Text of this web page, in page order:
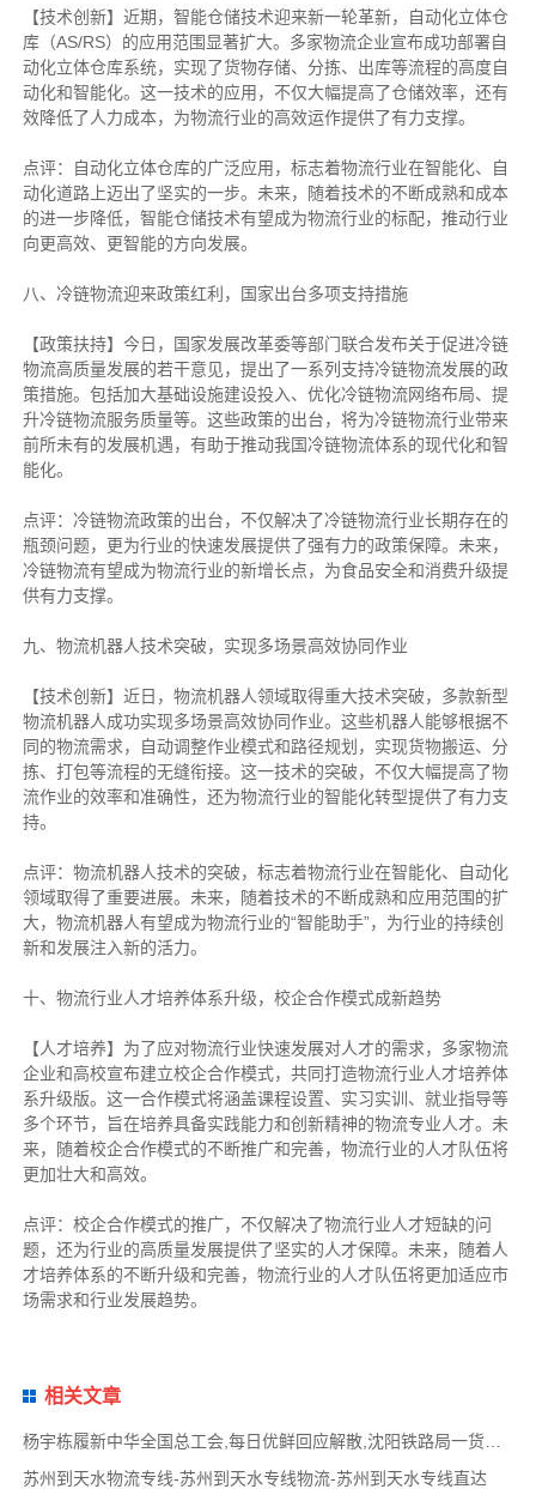
【技术创新】近期，智能仓储技术迎来新一轮革新，自动化立体仓
库（AS/RS）的应用范围显著扩大。多家物流企业宣布成功部署自
动化立体仓库系统，实现了货物存储、分拣、出库等流程的高度自
动化和智能化。这一技术的应用，不仅大幅提高了仓储效率，还有
效降低了人力成本，为物流行业的高效运作提供了有力支撑。
点评：自动化立体仓库的广泛应用，标志着物流行业在智能化、自
动化道路上迈出了坚实的一步。未来，随着技术的不断成熟和成本
的进一步降低，智能仓储技术有望成为物流行业的标配，推动行业
向更高效、更智能的方向发展。
八、冷链物流迎来政策红利，国家出台多项支持措施
【政策扶持】今日，国家发展改革委等部门联合发布关于促进冷链
物流高质量发展的若干意见，提出了一系列支持冷链物流发展的政
策措施。包括加大基础设施建设投入、优化冷链物流网络布局、提
升冷链物流服务质量等。这些政策的出台，将为冷链物流行业带来
前所未有的发展机遇，有助于推动我国冷链物流体系的现代化和智
能化。
点评：冷链物流政策的出台，不仅解决了冷链物流行业长期存在的
瓶颈问题，更为行业的快速发展提供了强有力的政策保障。未来，
冷链物流有望成为物流行业的新增长点，为食品安全和消费升级提
供有力支撑。
九、物流机器人技术突破，实现多场景高效协同作业
【技术创新】近日，物流机器人领域取得重大技术突破，多款新型
物流机器人成功实现多场景高效协同作业。这些机器人能够根据不
同的物流需求，自动调整作业模式和路径规划，实现货物搬运、分
拣、打包等流程的无缝衔接。这一技术的突破，不仅大幅提高了物
流作业的效率和准确性，还为物流行业的智能化转型提供了有力支
持。
点评：物流机器人技术的突破，标志着物流行业在智能化、自动化
领域取得了重要进展。未来，随着技术的不断成熟和应用范围的扩
大，物流机器人有望成为物流行业的“智能助手”，为行业的持续创
新和发展注入新的活力。
十、物流行业人才培养体系升级，校企合作模式成新趋势
【人才培养】为了应对物流行业快速发展对人才的需求，多家物流
企业和高校宣布建立校企合作模式，共同打造物流行业人才培养体
系升级版。这一合作模式将涵盖课程设置、实习实训、就业指导等
多个环节，旨在培养具备实践能力和创新精神的物流专业人才。未
来，随着校企合作模式的不断推广和完善，物流行业的人才队伍将
更加壮大和高效。
点评：校企合作模式的推广，不仅解决了物流行业人才短缺的问
题，还为行业的高质量发展提供了坚实的人才保障。未来，随着人
才培养体系的不断升级和完善，物流行业的人才队伍将更加适应市
场需求和行业发展趋势。
相关文章
杨宇栋履新中华全国总工会,每日优鲜回应解散,沈阳铁路局一货运列车发生脱轨,德邦实控人发
苏州到天水物流专线-苏州到天水专线物流-苏州到天水专线直达